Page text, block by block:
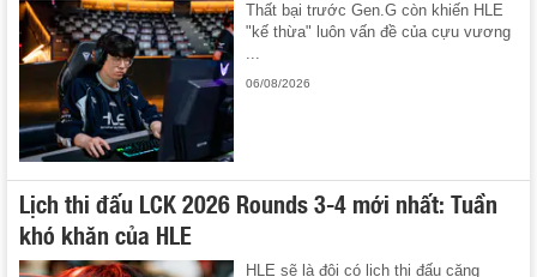
Thất bại trước Gen.G còn khiến HLE
"kế thừa" luôn vấn đề của cựu vương
...
06/08/2026
Lịch thi đấu LCK 2026 Rounds 3-4 mới nhất: Tuần
khó khăn của HLE
HLE sẽ là đội có lịch thi đấu căng